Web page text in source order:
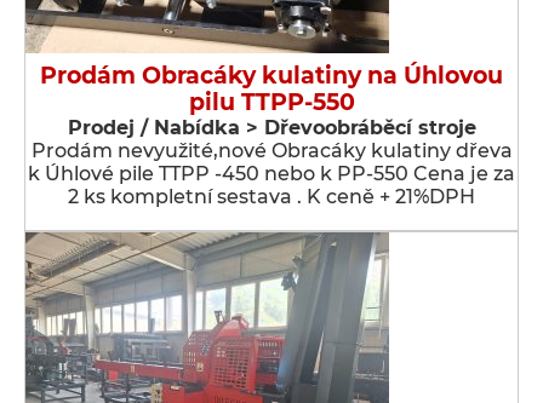
Prodám Obracáky kulatiny na Úhlovou
pilu TTPP-550
Prodej / Nabídka > Dřevoobráběcí stroje
Prodám nevyužité,nové Obracáky kulatiny dřeva
k Úhlové pile TTPP -450 nebo k PP-550 Cena je za
2 ks kompletní sestava . K ceně + 21%DPH